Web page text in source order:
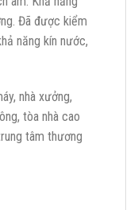
Đã được kiểm
năng kín nước,
nhà xưởng,
tòa nhà cao
tâm thương